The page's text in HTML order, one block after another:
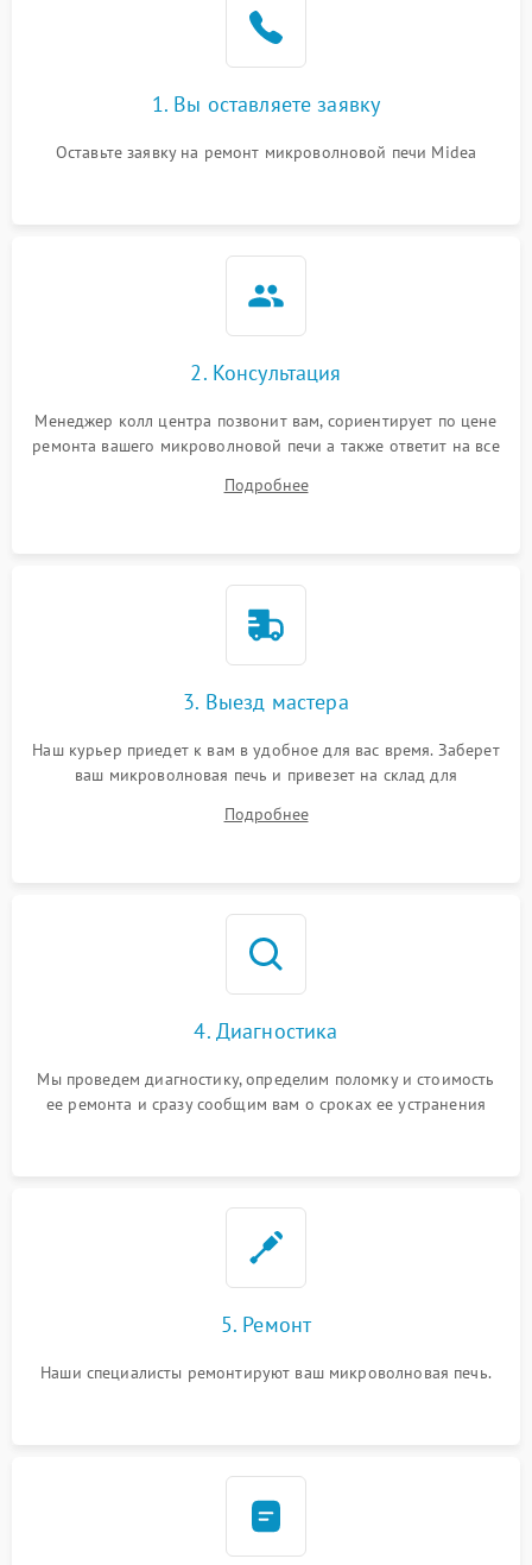
2200 ₽
Не работают сенсорные
1000 ₽
1. Вы оставляете заявку
Оставьте заявку на ремонт микроволновой печи Midea
2. Консультация
Менеджер колл центра позвонит вам, сориентирует по цене
ремонта вашего микроволновой печи а также ответит на все
Подробнее
3. Выезд мастера
Наш курьер приедет к вам в удобное для вас время. Заберет
ваш микроволновая печь и привезет на склад для
Подробнее
4. Диагностика
Мы проведем диагностику, определим поломку и стоимость
ее ремонта и сразу сообщим вам о сроках ее устранения
5. Ремонт
Наши специалисты ремонтируют ваш микроволновая печь.